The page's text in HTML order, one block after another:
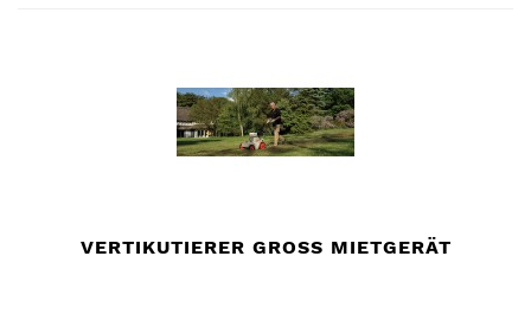
VERTIKUTIERER GROSS MIETGERÄT